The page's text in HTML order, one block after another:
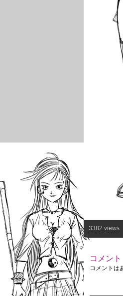
3382 views
コメント
コメントは